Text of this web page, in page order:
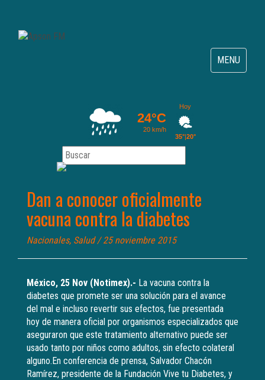
Toggle
navigation
MENU
Dan a conocer oficialmente
vacuna contra la diabetes
Nacionales, Salud/ 25 noviembre 2015
México, 25 Nov (Notimex).- La vacuna contra la
diabetes que promete ser una solución para el avance
del mal e incluso revertir sus efectos, fue presentada
hoy de manera oficial por organismos especializados que
aseguraron que este tratamiento alternativo puede ser
usado tanto por niños como adultos, sin efecto colateral
alguno.En conferencia de prensa, Salvador Chacón
Ramírez, presidente de la Fundación Vive tu Diabetes, y